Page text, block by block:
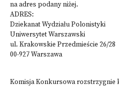
na adres podany niżej.
ADRES:
Dziekanat Wydziału Polonistyki
Uniwersytet Warszawski
ul. Krakowskie Przedmieście 26/28
00-927 Warszawa
Komisja Konkursowa rozstrzygnie